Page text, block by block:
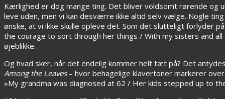
Kærlighed er dog mange ting. Det bliver voldsomt rørende og
leve uden, men vi kan desværre ikke altid selv vælge. Nogle
ønske, at vi ikke skulle opleve det. Som det slutteligt forlyder
the courage to sort through her things / With my sisters and
øjeblikke.
Og hvad sker, når det endelig kommer helt tæt på? Det
Among the Leaves– hvor behagelige klavertoner markerer
»My grandma was diagnosed at 62 / Her kids stepped up to